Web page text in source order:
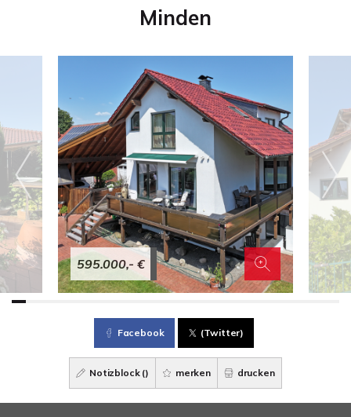
Minden
595.000,- €
Facebook (Twitter)
Notizblock () merken drucken